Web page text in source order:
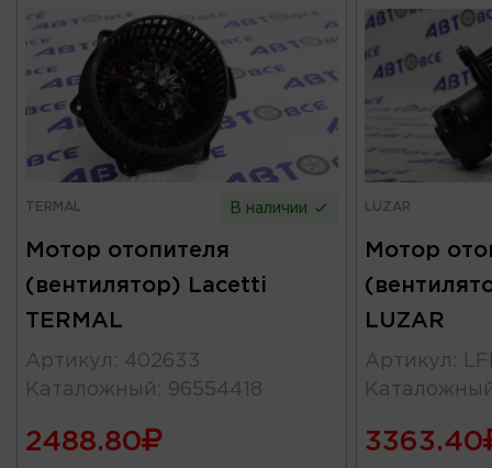
TERMAL В наличии
Мотор отопителя
(вентилятор) Lacetti
TERMAL
Артикул : 402633
Каталожный : 96554418
2488.80
LUZAR
Мотор
LUZAR
Артикул :
3363.40